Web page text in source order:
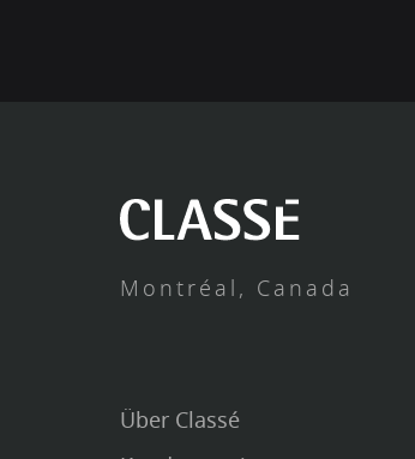
Montréal, Canada
Über Classé